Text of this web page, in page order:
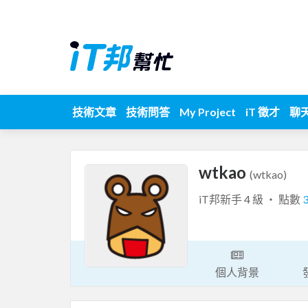
技術文章 技術問答 My Project iT 徵才 聊
wtkao (wtkao)
iT邦新手 4 級 ‧ 點數
個人背景